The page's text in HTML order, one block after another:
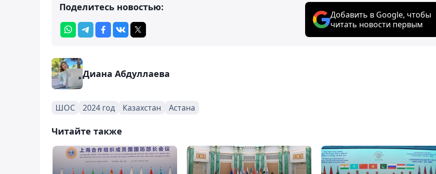
Поделитесь новостью:
Добавить в Google, чтобы
читать новости первым
Диана Абдуллаева
ШОС 2024 год Казахстан Астана
Читайте также